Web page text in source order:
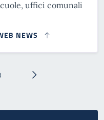
uffici comunali
NEWS
Pagina successiva